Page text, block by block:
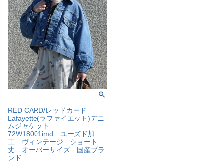
RED CARD/レッドカード
Lafayette(ラファイエット)デニ
ムジャケット
72W18001imd ユーズド加
工 ヴィンテージ ショート
丈 オーバーサイズ 国産ブラ
ンド